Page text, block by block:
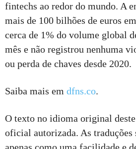
fintechs ao redor do mundo. A
mais de 100 bilhões de euros
cerca de 1% do volume global
mês e não registrou nenhuma
ou perda de chaves desde 2020.
Saiba mais em dfns.co.
O texto no idioma original
oficial autorizada. As traduções